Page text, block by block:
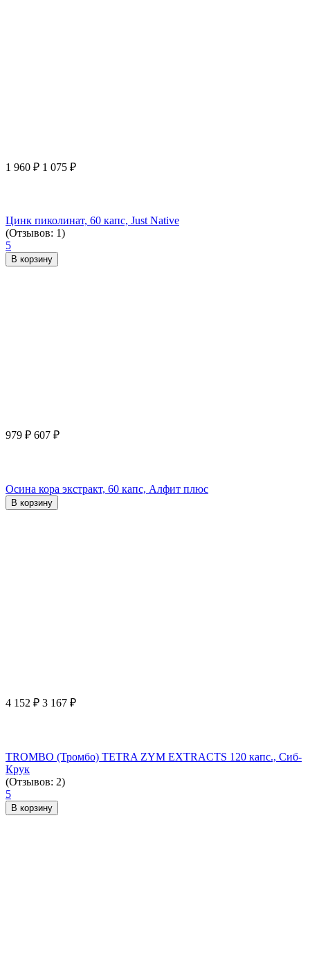
1 960 ₽ 1 075 ₽
Цинк пиколинат, 60 капс, Just Native
(Отзывов: 1)
5
В корзину
979 ₽ 607 ₽
Осина кора экстракт, 60 капс, Алфит плюс
В корзину
4 152 ₽ 3 167 ₽
TROMBO (Тромбо) TETRA ZYM EXTRACTS 120 капс., Сиб-
Крук
(Отзывов: 2)
5
В корзину